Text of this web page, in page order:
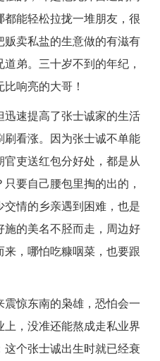
能轻松拉拢一堆朋友，很
卖私盐的生意做的有滋有
弟。三十岁不到的年纪，
响亮的大哥！
速提高了张士诚家的生活
看涨。因为张士诚不单能
吏送红包分好处，都是从
要自己腰包里掏的出的，
情的乡亲遇到困难，也是
的美名不胫而走，周边好
，哪怕吃糠咽菜，也要跟
惊东南的枭雄，恐怕会一
，没准还能熬成走私业界
个张士诚出生时就已经衰